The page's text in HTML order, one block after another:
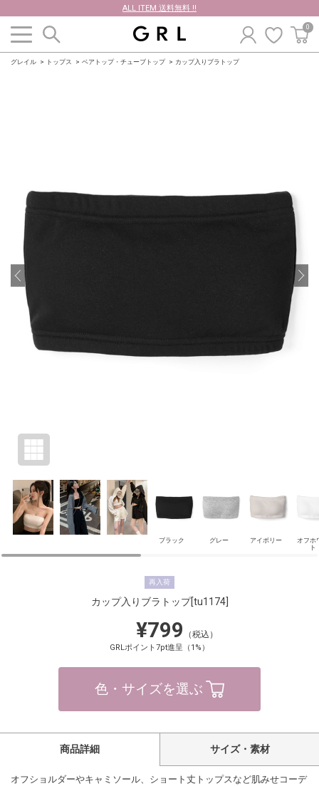
ALL ITEM 送料無料 !!
0
グレイル トップス ベアトップ・チューブトップ カップ入りブラトップ
ブラック グレー アイボリー
オフホ
ト
再入荷
カップ入りブラトップ[tu1174]
¥799 （税込）
GRLポイント7pt進呈（1%）
色・サイズを選ぶ
商品詳細 サイズ・素材
オフショルダーやキャミソール、ショート丈トップスなど肌みせコーデ